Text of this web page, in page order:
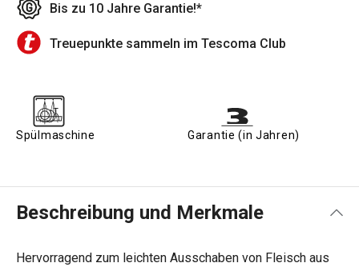
Bis zu 10 Jahre Garantie!*
Treuepunkte sammeln im Tescoma Club
Spülmaschine Garantie (in Jahren)
Beschreibung und Merkmale
Hervorragend zum leichten Ausschaben von Fleisch aus